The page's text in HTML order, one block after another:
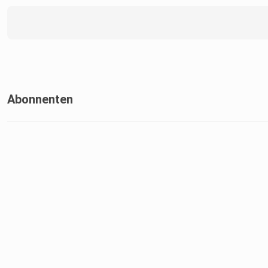
Abonnenten